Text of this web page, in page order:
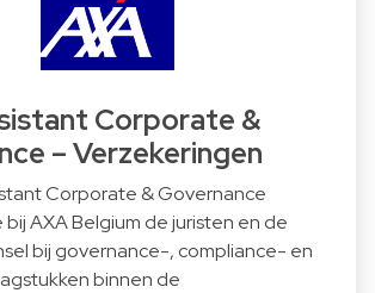
Corporate &
– Verzekeringen
Corporate & Governance
AXA Belgium de juristen en de
bij governance-, compliance- en
binnen de